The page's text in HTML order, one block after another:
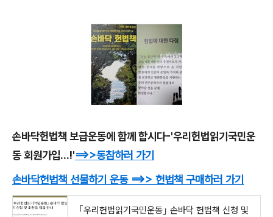
손바닥헌법책 보급운동에 함께 합시다-'우리헌법읽기국민운
동 회원가입...!'==>>동참하러 가기
손바닥헌법책 선물하기 운동 ==>> 헌법책 구매하러 가기
｢우리헌법읽기국민운동｣ 손바닥 헌법책 신청 및